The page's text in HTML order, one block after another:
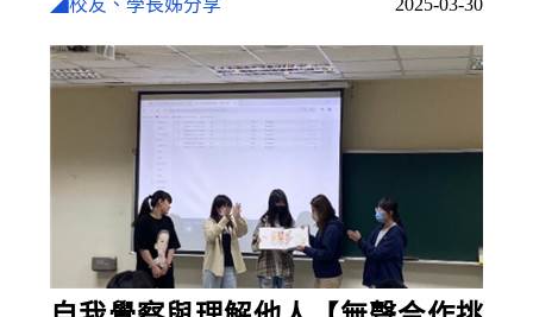
◢校友、學長姊分享 2025-03-30